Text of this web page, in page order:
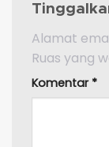
Alamat
Ruas yang
Komentar *